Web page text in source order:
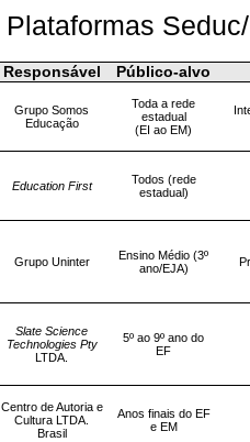
Plataformas
Responsável Público‑alvo
Grupo Somos
Educação
Toda a rede
estadual
(EI ao EM)
Education First
Todos (rede
estadual)
Grupo Uninter
Ensino Médio (3º
ano/EJA)
Slate Science
Technologies Pty
LTDA.
5º ao 9º ano do
EF
Centro de Autoria e
Cultura LTDA.
Brasil
Anos finais do EF
e EM